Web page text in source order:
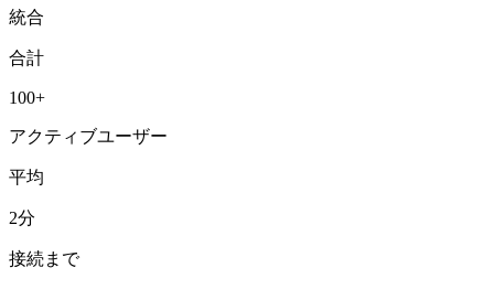
統合
合計
100+
アクティブユーザー
平均
2分
接続まで